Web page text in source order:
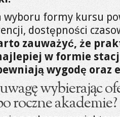
wyboru formy kursu
dostępności
zauważyć, że
w formie
wygodę oraz
wybierając
roczne akademie?